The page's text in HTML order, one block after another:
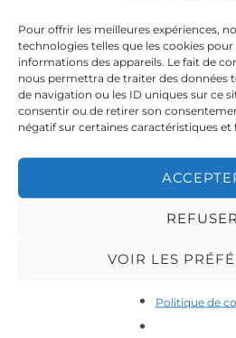
Pour offrir les meilleures expériences,
technologies telles que les cookies
informations des appareils. Le fait de
nous permettra de traiter des données
de navigation ou les ID uniques sur ce
consentir ou de retirer son
négatif sur certaines caractéristiques et
REFUSER
VOIR LES
Politique de
Photos